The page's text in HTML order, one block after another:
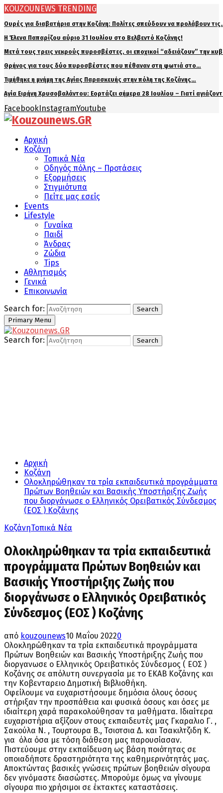
KOUZOUNEWS TRENDING
Ουρές για διαβατήρια στην Κοζάνη: Πολίτες σπεύδουν να προλάβουν
Η Έλενα Παπαρίζου αύριο 31 Ιουλίου στο Βελβεντό Κοζάνης!
Μετά τους τρεις νεκρούς πυροσβέστες, οι εποχικοί “αδειάζουν” την
Θρήνος για τους δύο πυροσβέστες που πέθαναν στη φωτιά στο…
Τιμήθηκε η μνήμη της Αγίας Παρασκευής στην πόλη της Κοζάνης…
Αγία Ειρήνη Χρυσοβαλάντου: Εορτάζει σήμερα 28 Ιουλίου – Γιατί
FacebookInstagramYoutube
Αρχική
Κοζάνη
Τοπικά Νέα
Οδηγός πόλης – Προτάσεις
Εξορμήσεις
Στιγμιότυπα
Πείτε μας εσείς
Events
Lifestyle
Γυναίκα
Παιδί
Άνδρας
Ζώδια
Tips
Αθλητισμός
Γενικά
Επικοινωνία
Search for:
Search
Primary Menu
Search for: Search
Αρχική
Κοζάνη
Ολοκληρώθηκαν τα τρία εκπαιδευτικά προγράμματα
Πρώτων Βοηθειών και Βασικής Υποστήριξης Ζωής
που διοργάνωσε ο Ελληνικός Ορειβατικός Σύνδεσμος
(ΕΟΣ ) Κοζάνης
ΚοζάνηΤοπικά Νέα
Ολοκληρώθηκαν τα τρία εκπαιδευτικά
προγράμματα Πρώτων Βοηθειών και
Βασικής Υποστήριξης Ζωής που
διοργάνωσε ο Ελληνικός Ορειβατικός
Σύνδεσμος (ΕΟΣ ) Κοζάνης
από kouzounews10 Μαΐου 20220
Ολοκληρώθηκαν τα τρία εκπαιδευτικά προγράμματα
Πρώτων Βοηθειών και Βασικής Υποστήριξης Ζωής που
διοργανωσε ο Ελληνικός Ορειβατικός Σύνδεσμος ( ΕΟΣ )
Κοζάνης σε απόλυτη συνεργασία με το ΕΚΑΒ Κοζάνης και
την Κοβενταρειο Δημοτική Βιβλιοθήκη.
Οφείλουμε να ευχαριστήσουμε δημόσια όλους όσους
στήριξαν την προσπάθεια και φυσικά όσους και όσες με
ιδιαίτερη χαρά παρακολούθησαν τα μαθήματα. Ιδιαίτερα
ευχαριστήρια αξίζουν στους εκπαιδευτές μας Γκαραλιο Γ. ,
Σακούλα Ν. , Τουρτουρα Β., Τσιοτσια Δ. και Τσακιλτζιδη Κ.
για όλα όσα με τόση διάθεση μας παρουσίασαν.
Πιστεύουμε στην εκπαίδευση ως βάση ποιότητας σε
οποιαδήποτε δραστηριότητα της καθημερινότητάς μας.
Αποκτώντας βασικές γνώσεις πρώτων βοηθειών σίγουρα
δεν γινόμαστε διασώστες. Μπορούμε όμως να γίνουμε
σίγουρα πιο χρήσιμοι σε έκτακτες καταστάσεις.